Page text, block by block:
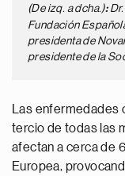
(De izq. a dcha.):
Fundación
presidenta de
presidente de la
Las
tercio de todas las
afectan a cerca de
Europea,